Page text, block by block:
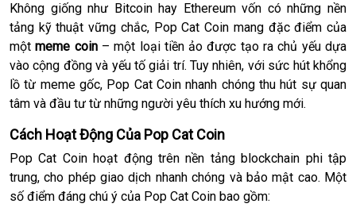
Không giống như Bitcoin hay Ethereum vốn có những nền
tảng kỹ thuật vững chắc, Pop Cat Coin mang đặc điểm của
mộtmeme coin– một loại tiền ảo được tạo ra chủ yếu dựa
vào cộng đồng và yếu tố giải trí. Tuy nhiên, với sức hút khổng
lồ từ meme gốc, Pop Cat Coin nhanh chóng thu hút sự quan
tâm và đầu tư từ những người yêu thích xu hướng mới.
Cách Hoạt Động Của Pop Cat Coin
Pop Cat Coin hoạt động trên nền tảng blockchain phi tập
trung, cho phép giao dịch nhanh chóng và bảo mật cao. Một
số điểm đáng chú ý của Pop Cat Coin bao gồm: